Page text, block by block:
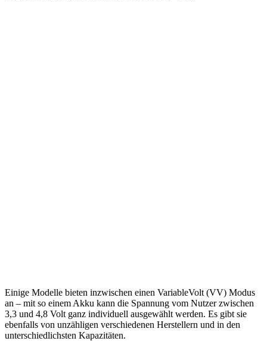
Einige Modelle bieten inzwischen einen VariableVolt (VV) Modus
an – mit so einem Akku kann die Spannung vom Nutzer zwischen
3,3 und 4,8 Volt ganz individuell ausgewählt werden. Es gibt sie
ebenfalls von unzähligen verschiedenen Herstellern und in den
unterschiedlichsten Kapazitäten.